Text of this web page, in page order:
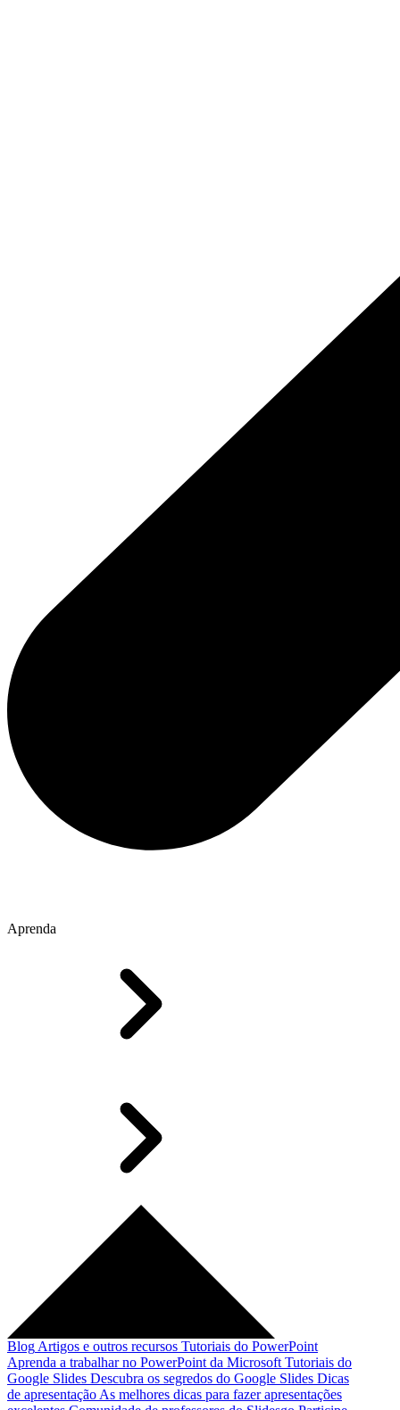
Aprenda
Blog Artigos e outros recursos Tutoriais do PowerPoint
Aprenda a trabalhar no PowerPoint da Microsoft Tutoriais do
Google Slides Descubra os segredos do Google Slides Dicas
de apresentação As melhores dicas para fazer apresentações